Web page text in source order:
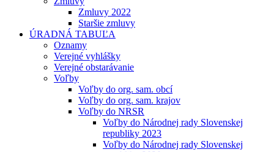
Zmluvy 2022
Staršie zmluvy
ÚRADNÁ TABUĽA
Oznamy
Verejné vyhlášky
Verejné obstarávanie
Voľby
Voľby do org. sam. obcí
Voľby do org. sam. krajov
Voľby do NRSR
Voľby do Národnej rady Slovenskej
republiky 2023
Voľby do Národnej rady Slovenskej